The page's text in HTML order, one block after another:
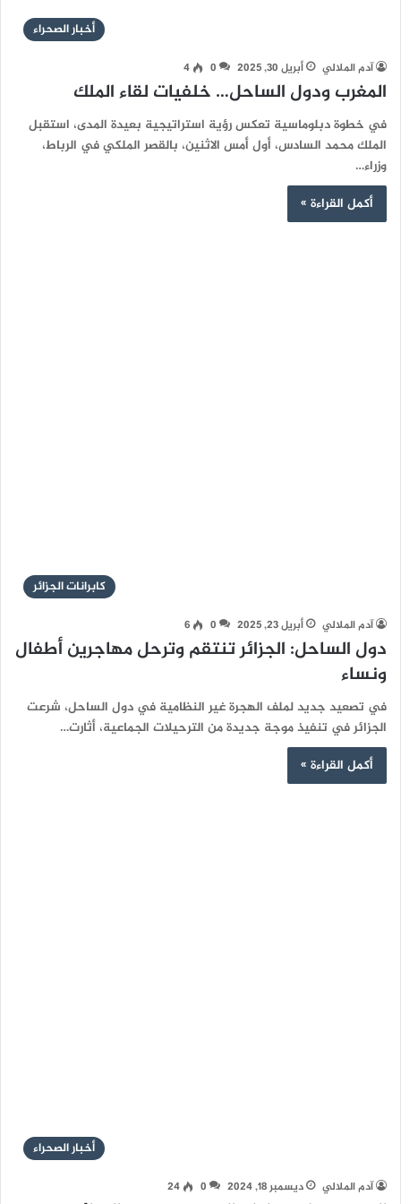
أخبار الصحراء
آدم الملالي أبريل 30, 2025 0
4
المغرب ودول الساحل… خلفيات لقاء الملك
في خطوة دبلوماسية تعكس رؤية استراتيجية بعيدة المدى، استقبل
الملك محمد السادس، أول أمس الاثنين، بالقصر الملكي في الرباط،
وزراء…
أكمل القراءة »
كابرانات الجزائر
آدم الملالي أبريل 23, 2025 0
6
دول الساحل: الجزائر تنتقم وترحل مهاجرين أطفال
ونساء
في تصعيد جديد لملف الهجرة غير النظامية في دول الساحل، شرعت
الجزائر في تنفيذ موجة جديدة من الترحيلات الجماعية، أثارت…
أكمل القراءة »
أخبار الصحراء
آدم الملالي ديسمبر 18, 2024 0
24